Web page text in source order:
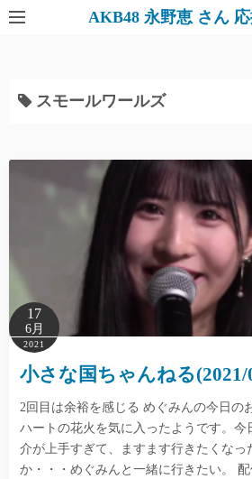
AKB48 永野恵 さん
スモールワールズ
17
6月
2021
小さな国ちゃんねる(2021/
2回目は余裕を感じる めぐみんの今日の
ハートの花火を気に入ったようです。今
介が上手すぎて、ますます行きたくなっ
か・・・めぐみんと一緒に行きたい。